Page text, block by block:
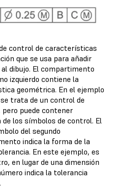
control de características
que se usa para añadir
dibujo. El compartimento
izquierdo contiene la
geométrica. En el ejemplo
trata de un control de
pero puede contener
de los símbolos de control. El
del segundo
indica la forma de la
En este ejemplo, es
en lugar de una dimensión
indica la tolerancia